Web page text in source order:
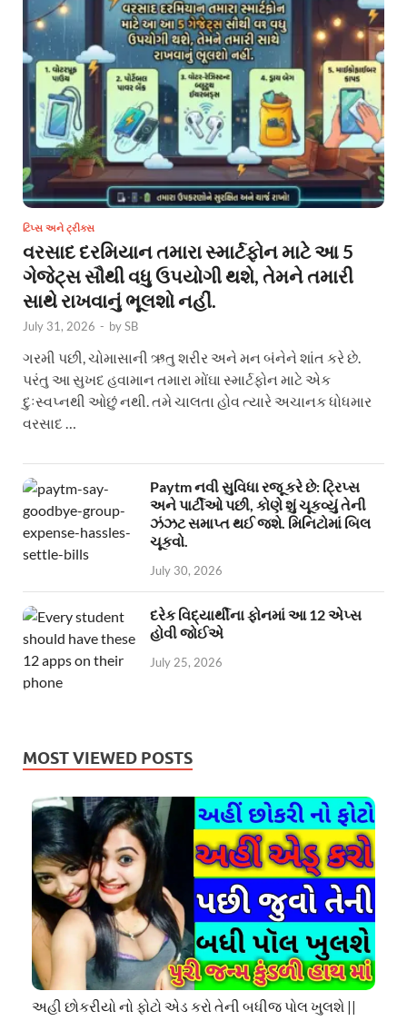
ટિપ્સ અને ટ્રીક્સ
વરસાદ દરમિયાન તમારા સ્માર્ટફોન માટે આ 5
ગેજેટ્સ સૌથી વધુ ઉપયોગી થશે, તેમને તમારી
સાથે રાખવાનું ભૂલશો નહીં.
July 31, 2026 - bySB
ગરમી પછી, ચોમાસાની ઋતુ શરીર અને મન બંનેને શાંત કરે છે.
પરંતુ આ સુખદ હવામાન તમારા મોંઘા સ્માર્ટફોન માટે એક
દુઃસ્વપ્નથી ઓછું નથી. તમે ચાલતા હોવ ત્યારે અચાનક ધોધમાર
વરસાદ …
Paytm નવી સુવિધા રજૂ કરે છે: ટ્રિપ્સ
અને પાર્ટીઓ પછી, કોણે શું ચૂકવ્યું તેની
ઝંઝટ સમાપ્ત થઈ જશે. મિનિટોમાં બિલ
ચૂકવો.
July 30, 2026
દરેક વિદ્યાર્થીના ફોનમાં આ 12 એપ્સ
હોવી જોઈએ
July 25, 2026
MOST VIEWED POSTS
અહી છોકરીયો નો ફોટો એડ કરો તેની બધીજ પોલ ખુલશે ||